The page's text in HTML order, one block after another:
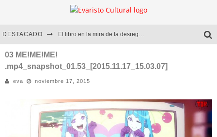
DESTACADO El libro en la mira de la desregulación
03 ME!ME!ME!
.mp4_snapshot_01.53_[2015.11.17_15.03.07]
eva noviembre 17, 2015